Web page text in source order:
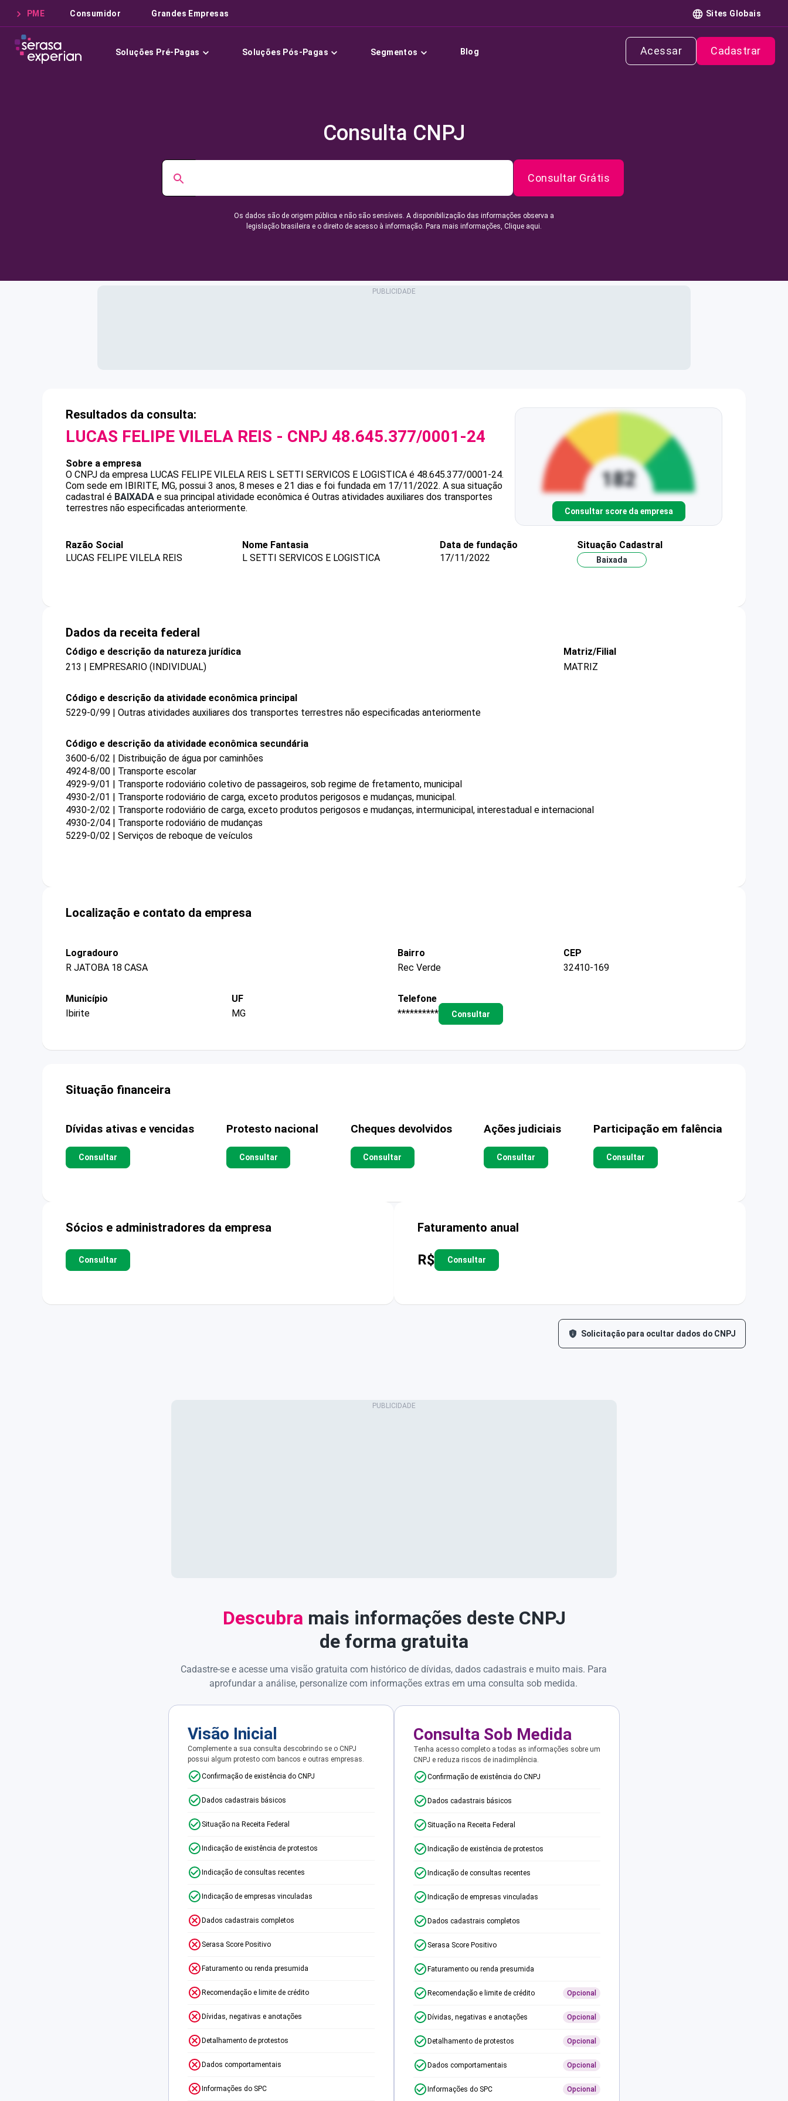
PME Consumidor Grandes Empresas Sites Globais
Soluções Pré-Pagas Soluções Pós-Pagas Segmentos Blog Acessar Cadastrar
Consulta CNPJ
Consultar Grátis
Os dados são de origem pública e não são sensíveis. A disponibilização das informações observa a
legislação brasileira e o direito de acesso à informação. Para mais informações, Clique aqui.
Resultados da consulta:
LUCAS FELIPE VILELA REIS - CNPJ 48.645.377/0001-24
Sobre a empresa
O CNPJ da empresa LUCAS FELIPE VILELA REIS L SETTI SERVICOS E LOGISTICA é 48.645.377/0001-24.
Com sede em IBIRITE, MG, possui 3 anos, 8 meses e 21 dias e foi fundada em 17/11/2022. A sua situação
cadastral é BAIXADA e sua principal atividade econômica é Outras atividades auxiliares dos transportes
terrestres não especificadas anteriormente.
Consultar score da empresa
Razão Social
LUCAS FELIPE VILELA REIS
Nome Fantasia
L SETTI SERVICOS E LOGISTICA
Data de fundação
17/11/2022
Situação Cadastral
Baixada
Dados da receita federal
Código e descrição da natureza jurídica
213 | EMPRESARIO (INDIVIDUAL)
Matriz/Filial
MATRIZ
Código e descrição da atividade econômica principal
5229-0/99 | Outras atividades auxiliares dos transportes terrestres não especificadas anteriormente
Código e descrição da atividade econômica secundária
3600-6/02 | Distribuição de água por caminhões
4924-8/00 | Transporte escolar
4929-9/01 | Transporte rodoviário coletivo de passageiros, sob regime de fretamento, municipal
4930-2/01 | Transporte rodoviário de carga, exceto produtos perigosos e mudanças, municipal.
4930-2/02 | Transporte rodoviário de carga, exceto produtos perigosos e mudanças, intermunicipal, interestadual e internacional
4930-2/04 | Transporte rodoviário de mudanças
5229-0/02 | Serviços de reboque de veículos
Localização e contato da empresa
Logradouro
R JATOBA 18 CASA
Bairro
Rec Verde
CEP
32410-169
Município
Ibirite
UF
MG
Telefone
**********
Consultar
Situação financeira
Dívidas ativas e vencidas
Consultar
Protesto nacional
Consultar
Cheques devolvidos
Consultar
Ações judiciais
Consultar
Participação em falência
Consultar
Sócios e administradores da empresa
Consultar
Faturamento anual
R$ Consultar
Solicitação para ocultar dados do CNPJ
Descubra mais informações deste CNPJ
de forma gratuita
Cadastre-se e acesse uma visão gratuita com histórico de dívidas, dados cadastrais e muito mais. Para
aprofundar a análise, personalize com informações extras em uma consulta sob medida.
Visão Inicial
Complemente a sua consulta descobrindo se o CNPJ
possui algum protesto com bancos e outras empresas.
Confirmação de existência do CNPJ
Dados cadastrais básicos
Situação na Receita Federal
Indicação de existência de protestos
Indicação de consultas recentes
Indicação de empresas vinculadas
Dados cadastrais completos
Serasa Score Positivo
Faturamento ou renda presumida
Recomendação e limite de crédito
Dívidas, negativas e anotações
Detalhamento de protestos
Dados comportamentais
Informações do SPC
Consulta Sob Medida
Tenha acesso completo a todas as informações sobre um
CNPJ e reduza riscos de inadimplência.
Confirmação de existência do CNPJ
Dados cadastrais básicos
Situação na Receita Federal
Indicação de existência de protestos
Indicação de consultas recentes
Indicação de empresas vinculadas
Dados cadastrais completos
Serasa Score Positivo
Faturamento ou renda presumida
Recomendação e limite de crédito Opcional
Dívidas, negativas e anotações Opcional
Detalhamento de protestos Opcional
Dados comportamentais Opcional
Informações do SPC Opcional